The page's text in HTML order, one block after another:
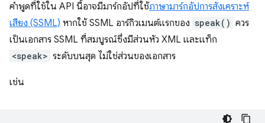
คำพูดที่ใช้ใน API นี้อาจมีมาร์กอัปที่ใช้ภาษามาร์กอัปการสังเคราะห์
เสียง (SSML) หากใช้ SSML อาร์กิวเมนต์แรกของ speak() ควร
เป็นเอกสาร SSML ที่สมบูรณ์ซึ่งมีส่วนหัว XML และแท็ก
<speak> ระดับบนสุด ไม่ใช่ส่วนของเอกสาร
เช่น